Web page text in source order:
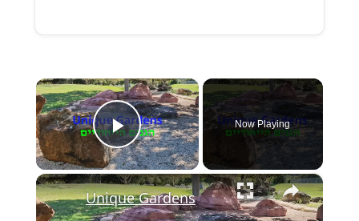
×
Play Video
Now Playing
×
Unique Gardens